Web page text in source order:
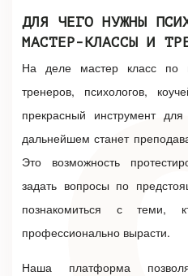
ДЛЯ ЧЕГО НУЖНЫ
МАСТЕР-КЛАССЫ И
На деле мастер класс по
тренеров, психологов,
прекрасный инструмент
дальнейшем станет
Это возможность
задать вопросы по
познакомиться с теми,
профессионально вырасти.
Наша платформа